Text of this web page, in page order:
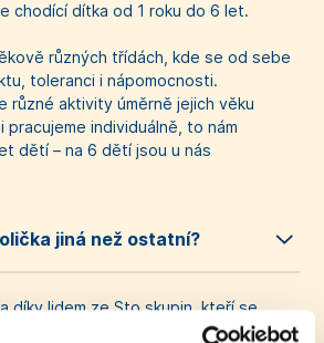
chodící dítka od 1 roku do 6 let.
různých třídách, kde se od sebe
toleranci i nápomocnosti.
různé aktivity úměrně jejich věku
pracujeme individuálně, to nám
dětí – na 6 dětí jsou u nás
jiná než ostatní?
díky lidem ze Sto skupin, kteří se
vzdělávání v Česku a věří, že péče